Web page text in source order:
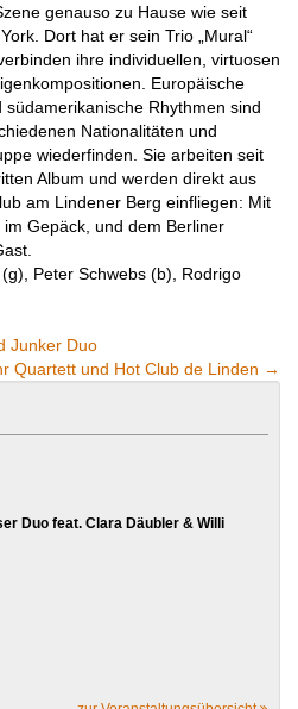
genauso zu Hause wie seit
Dort hat er sein Trio „Mural“
ihre individuellen, virtuosen
Europäische
Rhythmen sind
Nationalitäten und
wiederfinden. Sie arbeiten seit
Album und werden direkt aus
am Lindener Berg einfliegen: Mit
Gepäck, und dem Berliner
Peter Schwebs (b), Rodrigo
Junker Duo
Quartett und Hot Club de Linden →
Duo feat. Clara Däubler & Willi